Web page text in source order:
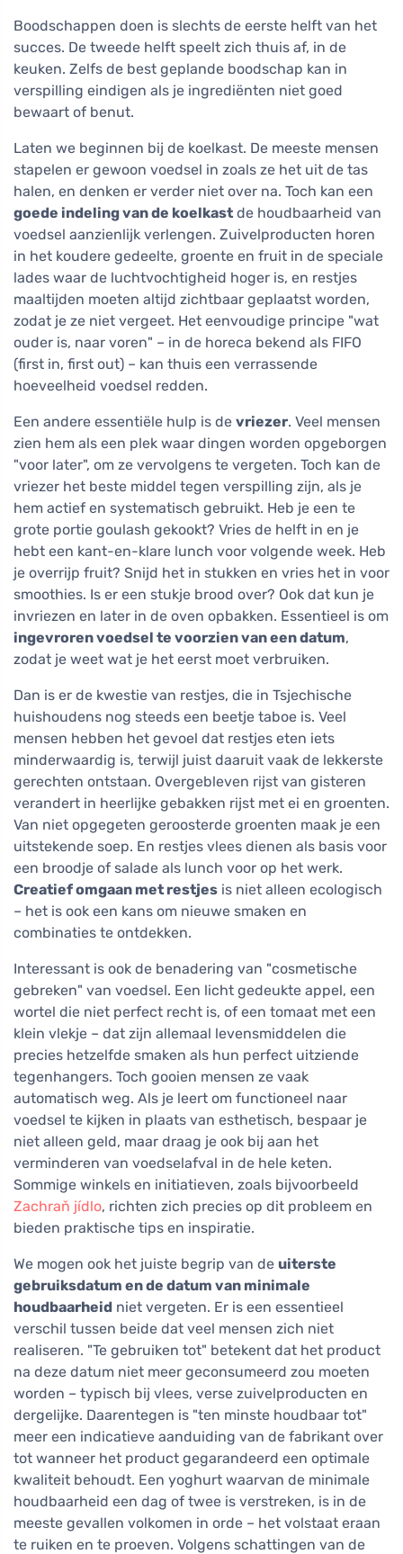
Boodschappen doen is slechts de eerste helft van het
succes. De tweede helft speelt zich thuis af, in de
keuken. Zelfs de best geplande boodschap kan in
verspilling eindigen als je ingrediënten niet goed
bewaart of benut.
Laten we beginnen bij de koelkast. De meeste mensen
stapelen er gewoon voedsel in zoals ze het uit de tas
halen, en denken er verder niet over na. Toch kan een
goede indeling van de koelkast de houdbaarheid van
voedsel aanzienlijk verlengen. Zuivelproducten horen
in het koudere gedeelte, groente en fruit in de speciale
lades waar de luchtvochtigheid hoger is, en restjes
maaltijden moeten altijd zichtbaar geplaatst worden,
zodat je ze niet vergeet. Het eenvoudige principe "wat
ouder is, naar voren" – in de horeca bekend als FIFO
(first in, first out) – kan thuis een verrassende
hoeveelheid voedsel redden.
Een andere essentiële hulp is de vriezer. Veel mensen
zien hem als een plek waar dingen worden opgeborgen
"voor later", om ze vervolgens te vergeten. Toch kan de
vriezer het beste middel tegen verspilling zijn, als je
hem actief en systematisch gebruikt. Heb je een te
grote portie goulash gekookt? Vries de helft in en je
hebt een kant-en-klare lunch voor volgende week. Heb
je overrijp fruit? Snijd het in stukken en vries het in voor
smoothies. Is er een stukje brood over? Ook dat kun je
invriezen en later in de oven opbakken. Essentieel is om
ingevroren voedsel te voorzien van een datum,
zodat je weet wat je het eerst moet verbruiken.
Dan is er de kwestie van restjes, die in Tsjechische
huishoudens nog steeds een beetje taboe is. Veel
mensen hebben het gevoel dat restjes eten iets
minderwaardig is, terwijl juist daaruit vaak de lekkerste
gerechten ontstaan. Overgebleven rijst van gisteren
verandert in heerlijke gebakken rijst met ei en groenten.
Van niet opgegeten geroosterde groenten maak je een
uitstekende soep. En restjes vlees dienen als basis voor
een broodje of salade als lunch voor op het werk.
Creatief omgaan met restjes is niet alleen ecologisch
– het is ook een kans om nieuwe smaken en
combinaties te ontdekken.
Interessant is ook de benadering van "cosmetische
gebreken" van voedsel. Een licht gedeukte appel, een
wortel die niet perfect recht is, of een tomaat met een
klein vlekje – dat zijn allemaal levensmiddelen die
precies hetzelfde smaken als hun perfect uitziende
tegenhangers. Toch gooien mensen ze vaak
automatisch weg. Als je leert om functioneel naar
voedsel te kijken in plaats van esthetisch, bespaar je
niet alleen geld, maar draag je ook bij aan het
verminderen van voedselafval in de hele keten.
Sommige winkels en initiatieven, zoals bijvoorbeeld
Zachraň jídlo, richten zich precies op dit probleem en
bieden praktische tips en inspiratie.
We mogen ook het juiste begrip van de uiterste
gebruiksdatum en de datum van minimale
houdbaarheid niet vergeten. Er is een essentieel
verschil tussen beide dat veel mensen zich niet
realiseren. "Te gebruiken tot" betekent dat het product
na deze datum niet meer geconsumeerd zou moeten
worden – typisch bij vlees, verse zuivelproducten en
dergelijke. Daarentegen is "ten minste houdbaar tot"
meer een indicatieve aanduiding van de fabrikant over
tot wanneer het product gegarandeerd een optimale
kwaliteit behoudt. Een yoghurt waarvan de minimale
houdbaarheid een dag of twee is verstreken, is in de
meeste gevallen volkomen in orde – het volstaat eraan
te ruiken en te proeven. Volgens schattingen van de